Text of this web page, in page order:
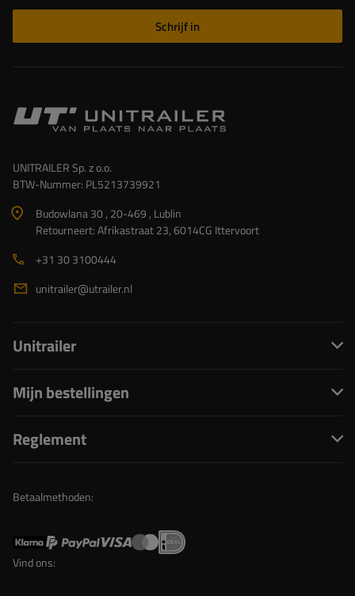
Schrijf in
UNITRAILER Sp. z o.o.
BTW-Nummer: PL5213739921
Budowlana 30 , 20-469 , Lublin
Retourneert: Afrikastraat 23, 6014CG Ittervoort
+31 30 3100444
unitrailer@utrailer.nl
Unitrailer
Mijn bestellingen
Reglement
Betaalmethoden:
Vind ons: